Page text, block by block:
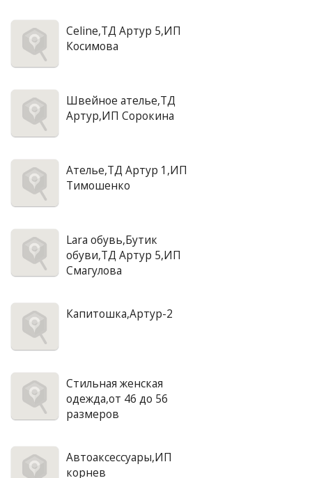
Celine,ТД Артур 5,ИП
Косимова
Швейное ателье,ТД
Артур,ИП Сорокина
Ателье,ТД Артур 1,ИП
Тимошенко
Lara обувь,Бутик
обуви,ТД Артур 5,ИП
Смагулова
Капитошка,Артур-2
Стильная женская
одежда,от 46 до 56
размеров
Автоаксессуары,ИП
корнев